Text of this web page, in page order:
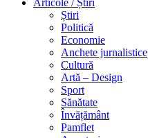
Articole / Știri
Știri
Politică
Economie
Anchete jurnalistice
Cultură
Artă – Design
Sport
Sănătate
Învățământ
Pamflet